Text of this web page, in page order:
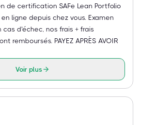
de certification SAFe Lean Portfolio
ligne depuis chez vous. Examen
cas d'échec, nos frais + frais
remboursés. PAYEZ APRÈS AVOIR
Voir plus